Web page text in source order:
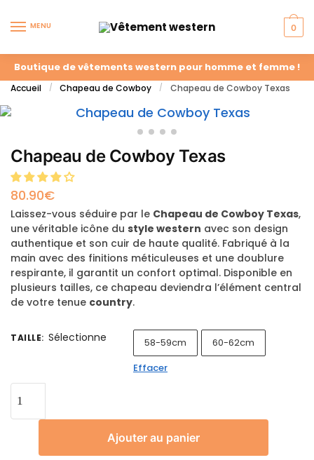
MENU 0
Boutique de vêtements western pour homme et femme !
Accueil / Chapeau de Cowboy / Chapeau de Cowboy Texas
Chapeau de Cowboy Texas
80.90€
Laissez-vous séduire par le Chapeau de Cowboy Texas,
une véritable icône du style western avec son design
authentique et son cuir de haute qualité. Fabriqué à la
main avec des finitions méticuleuses et une doublure
respirante, il garantit un confort optimal. Disponible en
plusieurs tailles, ce chapeau deviendra l’élément central
de votre tenue country.
TAILLE: Sélectionne 58-59cm
60-62cm
Effacer
Ajouter au panier